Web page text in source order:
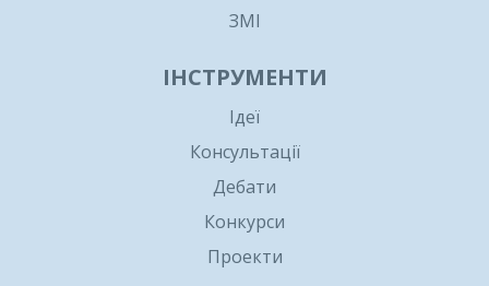
ЗМІ
ІНСТРУМЕНТИ
Ідеї
Консультації
Дебати
Конкурси
Проекти